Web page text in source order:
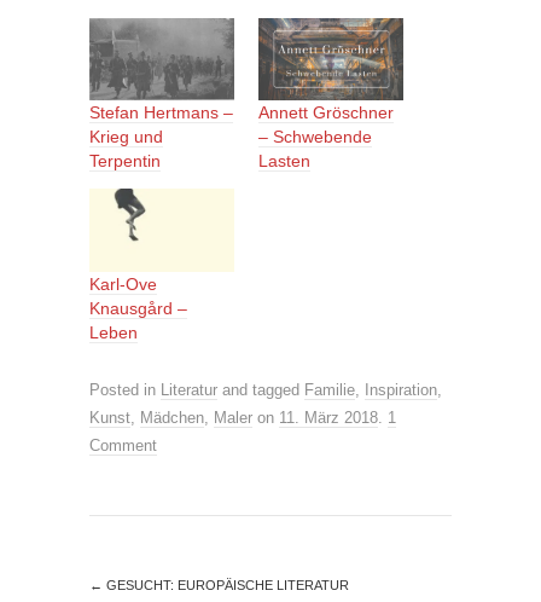
Stefan Hertmans –
Krieg und
Terpentin
Annett Gröschner
– Schwebende
Lasten
Karl-Ove
Knausgård –
Leben
Posted in Literatur and tagged Familie Inspiration
Kunst Mädchen Maler on 11. März 2018 1
Comment
← GESUCHT: EUROPÄISCHE LITERATUR